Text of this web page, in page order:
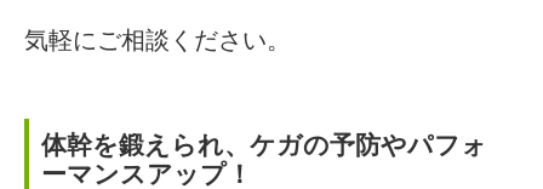
気軽にご相談ください。
体幹を鍛えられ、ケガの予防やパフォ
ーマンスアップ！